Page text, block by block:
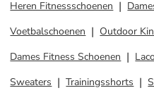
Heren Fitnessschoenen
Voetbalschoenen
Outdoor
Dames Fitness Schoenen
Sweaters
Trainingsshorts